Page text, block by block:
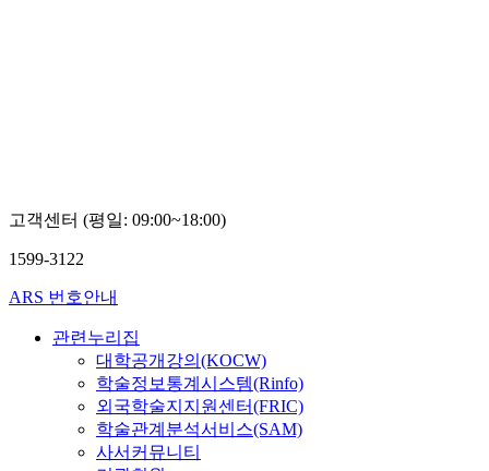
고객센터 (평일: 09:00~18:00)
1599-3122
ARS 번호안내
관련누리집
대학공개강의(KOCW)
학술정보통계시스템(Rinfo)
외국학술지지원센터(FRIC)
학술관계분석서비스(SAM)
사서커뮤니티